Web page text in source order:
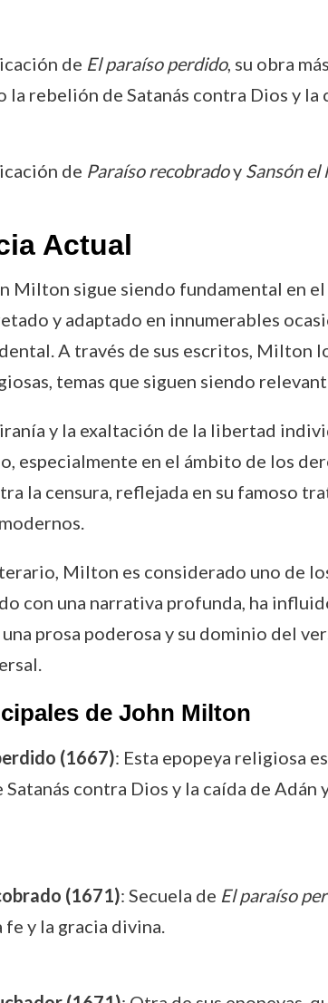
de El paraíso perdido, su obra
la rebelión de Satanás contra Dios y la
de Paraíso recobradoy Sansón el
Actual
Milton sigue siendo fundamental en
y adaptado en innumerables
A través de sus escritos, Milton
temas que siguen siendo
y la exaltación de la libertad
especialmente en el ámbito de los
la censura, reflejada en su famoso
Milton es considerado uno de
con una narrativa profunda, ha
prosa poderosa y su dominio del
de John Milton
(1667): Esta epopeya religiosa
contra Dios y la caída de
(1671): Secuela de El paraíso
fe y la gracia divina.